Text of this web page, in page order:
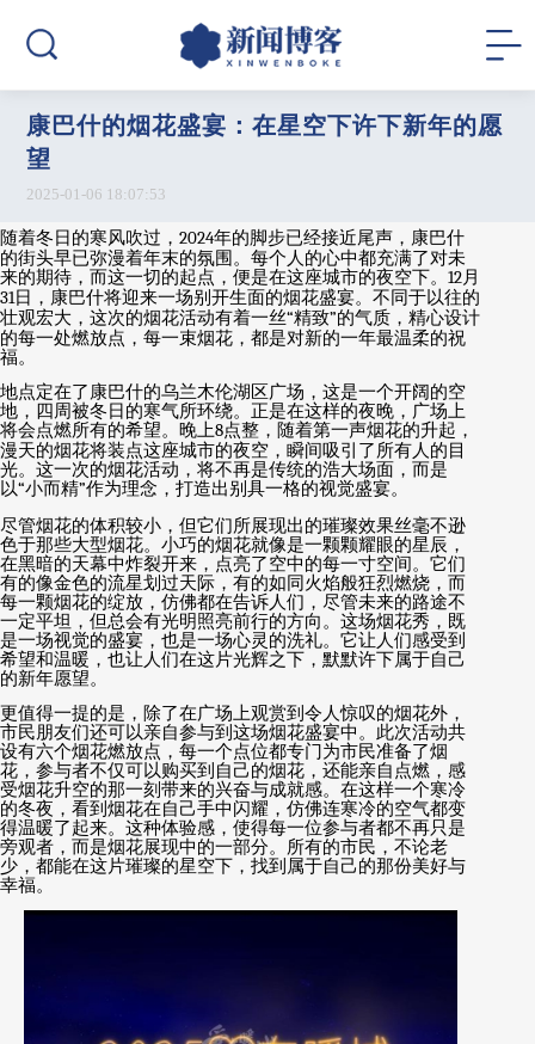
康巴什的烟花盛宴：在星空下许下新年的愿
望
2025-01-06 18:07:53
随着冬日的寒风吹过， 2024年的脚步已经接近尾声，康巴什
的街头早已弥漫着年末的氛围。每个人的心中都充满了对未
来的期待，而这一切的起点，便是在这座城市的夜空下。 12月
31日，康巴什将迎来一场别开生面的烟花盛宴。不同于以往的
壮观宏大，这次的烟花活动有着一丝“精致”的气质，精心设计
的每一处燃放点，每一束烟花，都是对新的一年最温柔的祝
福。
地点定在了康巴什的乌兰木伦湖区广场，这是一个开阔的空
地，四周被冬日的寒气所环绕。正是在这样的夜晚，广场上
将会点燃所有的希望。晚上8点整，随着第一声烟花的升起，
漫天的烟花将装点这座城市的夜空，瞬间吸引了所有人的目
光。这一次的烟花活动，将不再是传统的浩大场面，而是
以“小而精”作为理念，打造出别具一格的视觉盛宴。
尽管烟花的体积较小，但它们所展现出的璀璨效果丝毫不逊
色于那些大型烟花。小巧的烟花就像是一颗颗耀眼的星辰，
在黑暗的天幕中炸裂开来，点亮了空中的每一寸空间。它们
有的像金色的流星划过天际，有的如同火焰般狂烈燃烧，而
每一颗烟花的绽放，仿佛都在告诉人们，尽管未来的路途不
一定平坦，但总会有光明照亮前行的方向。这场烟花秀，既
是一场视觉的盛宴，也是一场心灵的洗礼。它让人们感受到
希望和温暖，也让人们在这片光辉之下，默默许下属于自己
的新年愿望。
更值得一提的是，除了在广场上观赏到令人惊叹的烟花外，
市民朋友们还可以亲自参与到这场烟花盛宴中。此次活动共
设有六个烟花燃放点，每一个点位都专门为市民准备了烟
花，参与者不仅可以购买到自己的烟花，还能亲自点燃，感
受烟花升空的那一刻带来的兴奋与成就感。在这样一个寒冷
的冬夜，看到烟花在自己手中闪耀，仿佛连寒冷的空气都变
得温暖了起来。这种体验感，使得每一位参与者都不再只是
旁观者，而是烟花展现中的一部分。所有的市民，不论老
少，都能在这片璀璨的星空下，找到属于自己的那份美好与
幸福。